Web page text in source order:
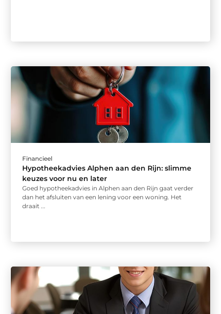
Financieel
Hypotheekadvies Alphen aan den Rijn: slimme
keuzes voor nu en later
Goed hypotheekadvies in Alphen aan den Rijn gaat verder
dan het afsluiten van een lening voor een woning. Het
draait ...